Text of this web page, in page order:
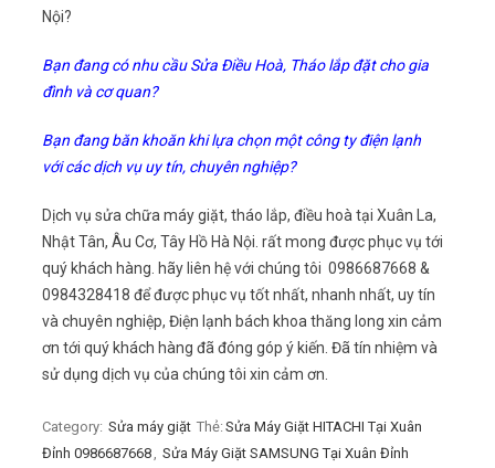
Nội?
Bạn đang có nhu cầu Sửa Điều Hoà, Tháo lắp đặt cho gia
đình và cơ quan?
Bạn đang băn khoăn khi lựa chọn một công ty điện lạnh
với các dịch vụ uy tín, chuyên nghiệp?
Dịch vụ sửa chữa máy giặt, tháo lắp, điều hoà tại Xuân La,
Nhật Tân, Âu Cơ, Tây Hồ Hà Nội. rất mong được phục vụ tới
quý khách hàng. hãy liên hệ với chúng tôi 0986687668 &
0984328418 để được phục vụ tốt nhất, nhanh nhất, uy tín
và chuyên nghiệp, Điện lạnh bách khoa thăng long xin cảm
ơn tới quý khách hàng đã đóng góp ý kiến. Đã tín nhiệm và
sử dụng dịch vụ của chúng tôi xin cảm ơn.
Category: Sửa máy giặt Thẻ: Sửa Máy Giặt HITACHI Tại Xuân
Đỉnh 0986687668, Sửa Máy Giặt SAMSUNG Tại Xuân Đỉnh